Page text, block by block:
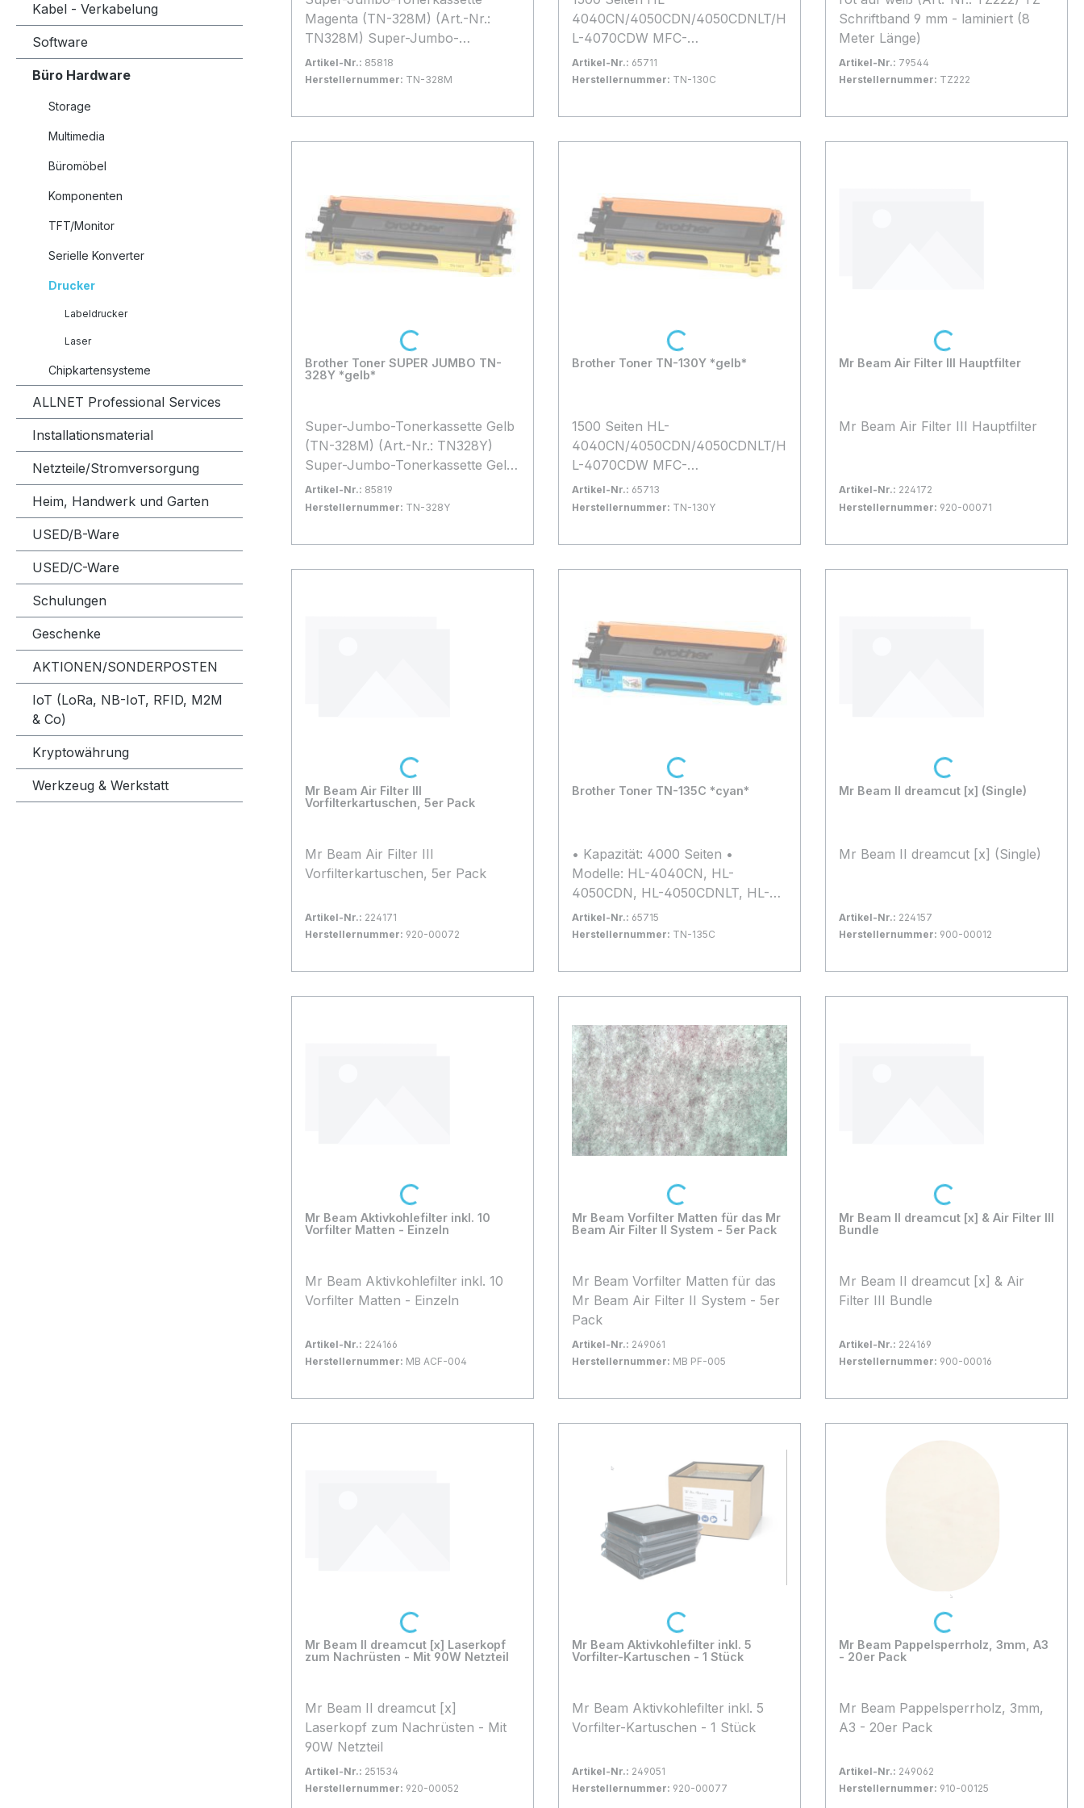
Kabel - Verkabelung
Software
Büro Hardware
Storage
Multimedia
Büromöbel
Komponenten
TFT/Monitor
Serielle Konverter
Drucker
Labeldrucker
Laser
Chipkartensysteme
ALLNET Professional Services
Installationsmaterial
Netzteile/Stromversorgung
Heim, Handwerk und Garten
USED/B-Ware
USED/C-Ware
Schulungen
Geschenke
AKTIONEN/SONDERPOSTEN
IoT (LoRa, NB-IoT, RFID, M2M
& Co)
Kryptowährung
Werkzeug & Werkstatt
Magenta (TN-328M) (Art.-Nr.:
TN328M) Super-Jumbo-
Tonerkassette Magenta TN-328M
(6.000 Seiten nach ISO/IEC 19798)
Artikel-Nr.: 85818
Herstellernummer: TN-328M
In den Warenkorb
4040CN/4050CDN/4050CDNLT/H
L-4070CDW MFC-
9440CN/9450CDN/9840CDW
DCP-9040/9042/9045
Artikel-Nr.: 65711
Herstellernummer: TN-130C
In den Warenkorb
Schriftband 9 mm - laminiert (8
Meter Länge)
Artikel-Nr.: 79544
Herstellernummer: TZ222
In den Warenkorb
Brother Toner SUPER JUMBO TN-
328Y *gelb*
Super-Jumbo-Tonerkassette Gelb
(TN-328M) (Art.-Nr.: TN328Y)
Super-Jumbo-Tonerkassette Gelb
TN-328Y (6.000 Seiten nach
ISO/IEC 19798)
Artikel-Nr.: 85819
Herstellernummer: TN-328Y
In den Warenkorb
Loading...
Brother Toner TN-130Y *gelb*
1500 Seiten HL-
4040CN/4050CDN/4050CDNLT/H
L-4070CDW MFC-
9440CN/9450CDN/9840CDW
DCP-9040/9042/9045
Artikel-Nr.: 65713
Herstellernummer: TN-130Y
In den Warenkorb
Loading...
Mr Beam Air Filter III Hauptfilter
Mr Beam Air Filter III Hauptfilter
Artikel-Nr.: 224172
Herstellernummer: 920-00071
In den Warenkorb
Loading...
Mr Beam Air Filter III
Vorfilterkartuschen, 5er Pack
Mr Beam Air Filter III
Vorfilterkartuschen, 5er Pack
Artikel-Nr.: 224171
Herstellernummer: 920-00072
In den Warenkorb
Loading...
Brother Toner TN-135C *cyan*
• Kapazität: 4000 Seiten •
Modelle: HL-4040CN, HL-
4050CDN, HL-4050CDNLT, HL-
4070CDW, MFC-9440CN, MFC-
9840CDW, DCP-9040, DCP-9045
Artikel-Nr.: 65715
Herstellernummer: TN-135C
In den Warenkorb
Loading...
Mr Beam II dreamcut [x] (Single)
Mr Beam II dreamcut [x] (Single)
Artikel-Nr.: 224157
Herstellernummer: 900-00012
In den Warenkorb
Loading...
Mr Beam Aktivkohlefilter inkl. 10
Vorfilter Matten - Einzeln
Mr Beam Aktivkohlefilter inkl. 10
Vorfilter Matten - Einzeln
Artikel-Nr.: 224166
Herstellernummer: MB ACF-004
In den Warenkorb
Loading...
Mr Beam Vorfilter Matten für das Mr
Beam Air Filter II System - 5er Pack
Mr Beam Vorfilter Matten für das
Mr Beam Air Filter II System - 5er
Pack
Artikel-Nr.: 249061
Herstellernummer: MB PF-005
In den Warenkorb
Loading...
Mr Beam II dreamcut [x] & Air Filter III
Bundle
Mr Beam II dreamcut [x] & Air
Filter III Bundle
Artikel-Nr.: 224169
Herstellernummer: 900-00016
In den Warenkorb
Loading...
Mr Beam II dreamcut [x] Laserkopf
zum Nachrüsten - Mit 90W Netzteil
Mr Beam II dreamcut [x]
Laserkopf zum Nachrüsten - Mit
90W Netzteil
Artikel-Nr.: 251534
Herstellernummer: 920-00052
Loading...
Mr Beam Aktivkohlefilter inkl. 5
Vorfilter-Kartuschen - 1 Stück
Mr Beam Aktivkohlefilter inkl. 5
Vorfilter-Kartuschen - 1 Stück
Artikel-Nr.: 249051
Herstellernummer: 920-00077
Loading...
Mr Beam Pappelsperrholz, 3mm, A3
- 20er Pack
Mr Beam Pappelsperrholz, 3mm,
A3 - 20er Pack
Artikel-Nr.: 249062
Herstellernummer: 910-00125
Loading...